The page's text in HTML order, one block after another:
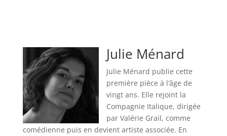
Julie Ménard
Julie Ménard publie cette
première pièce à l’âge de
vingt ans. Elle rejoint la
Compagnie Italique, dirigée
par Valérie Grail, comme
comédienne puis en devient artiste associée. En